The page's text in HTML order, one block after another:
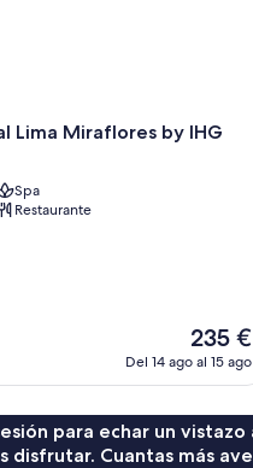
Lima Miraflores by IHG
Spa
Restaurante
El
precio
de
235 €
235 €
Del 14 ago al 15 ago
para echar un
disfrutar. Cuantas más